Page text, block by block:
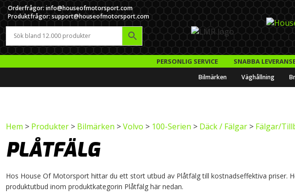
Orderfrågor: info@houseofmotorsport.com
Produktfrågor: support@houseofmotorsport.com
PERSONLIG SERVICE SNABBA
Bilmärken Väghållning
Hem > Produkter > Bilmärken >Volvo > 100-Serien > Däck / Fälgar > Fälgar/
PLÅTFÄLG
Hos House Of Motorsport hittar du ett stort utbud av Plåtfälg till kostnadseffektiva priser.
produktutbud inom produktkategorin Plåtfälg här nedan.